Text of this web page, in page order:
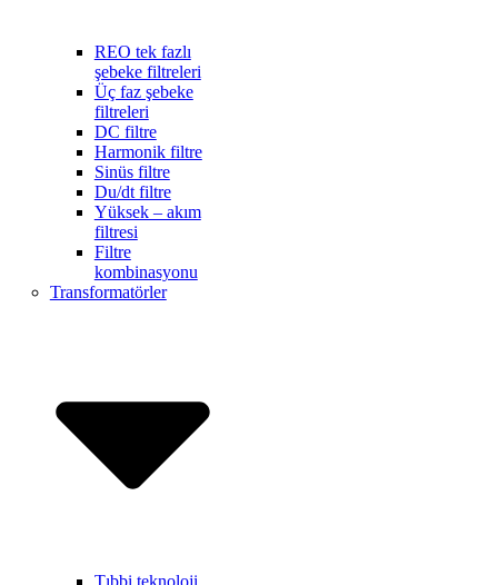
REO tek fazlı
şebeke filtreleri
Üç faz şebeke
filtreleri
DC filtre
Harmonik filtre
Sinüs filtre
Du/dt filtre
Yüksek – akım
filtresi
Filtre
kombinasyonu
Transformatörler